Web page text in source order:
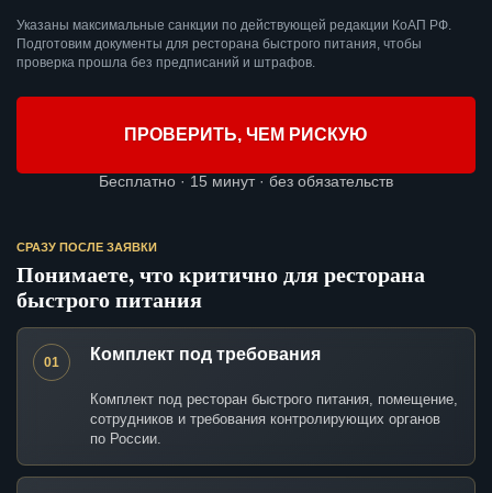
Указаны максимальные санкции по действующей редакции КоАП РФ.
Подготовим документы для ресторана быстрого питания, чтобы
проверка прошла без предписаний и штрафов.
ПРОВЕРИТЬ, ЧЕМ РИСКУЮ
Бесплатно · 15 минут · без обязательств
СРАЗУ ПОСЛЕ ЗАЯВКИ
Понимаете, что критично для ресторана
быстрого питания
01 Комплект под требования
Комплект под ресторан быстрого питания, помещение,
сотрудников и требования контролирующих органов
по России.